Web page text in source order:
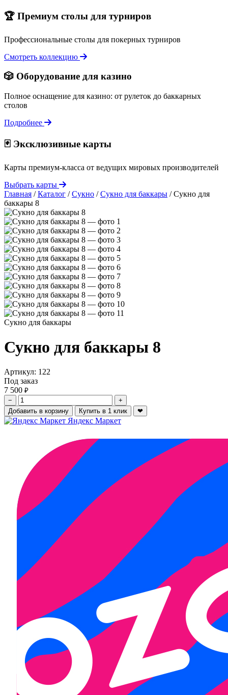
🏆 Премиум столы для турниров
Профессиональные столы для покерных турниров
Смотреть коллекцию
🎲 Оборудование для казино
Полное оснащение для казино: от рулеток до баккарных
столов
Подробнее
🃏 Эксклюзивные карты
Карты премиум-класса от ведущих мировых производителей
Выбрать карты
Главная / Каталог / Сукно / Сукно для баккары / Сукно для
баккары 8
Сукно для баккары
Сукно для баккары 8
Артикул: 122
Под заказ
7 500 ₽
−
+
Добавить в корзину
Купить в 1 клик ❤
Яндекс Маркет